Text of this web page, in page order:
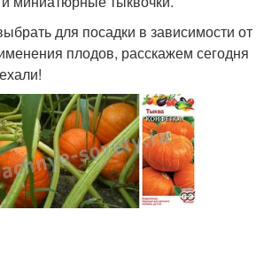
для посадки в зависимости от
плодов, расскажем сегодня